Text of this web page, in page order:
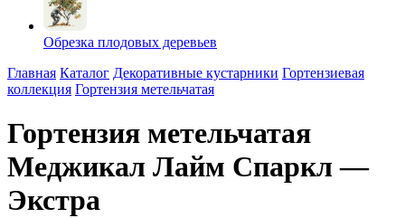
Обрезка плодовых деревьев
Главная Каталог Декоративные кустарники Гортензиевая
коллекция Гортензия метельчатая
Гортензия метельчатая
Меджикал Лайм Спаркл —
Экстра